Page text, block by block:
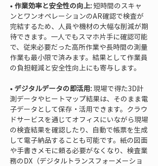
• 作業効率と安全性の向上: 短時間のスキャ
ンとワンオペレーションのAR確認で検査が
完結するため、人員や機材の大幅な削減が期
待できます。一人でもスマホ片手に確認可能
で、従来必要だった高所作業や長時間の測量
作業も最小限で済みます。結果として作業員
• デジタルデータの即活用: 現場で得た3D計
測データやヒートマップ結果は、そのまま電
子データとして保存・活用できます。クラウ
ドサービスを通じてオフィスにいながら現場
の検査結果を確認したり、自動で帳票を生成
して電子納品することも可能です。紙の図面
や手書きメモに頼る必要がなくなり、検査業
務のDX（デジタルトランスフォーメーショ